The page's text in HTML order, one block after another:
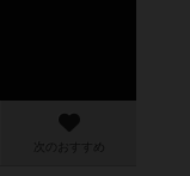
次のおすすめ